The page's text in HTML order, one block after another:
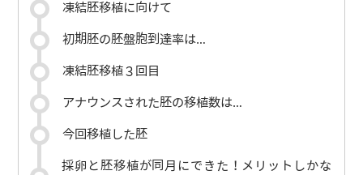
凍結胚移植に向けて
初期胚の胚盤胞到達率は…
凍結胚移植３回目
アナウンスされた胚の移植数は…
今回移植した胚
採卵と胚移植が同月にできた！メリットしかな